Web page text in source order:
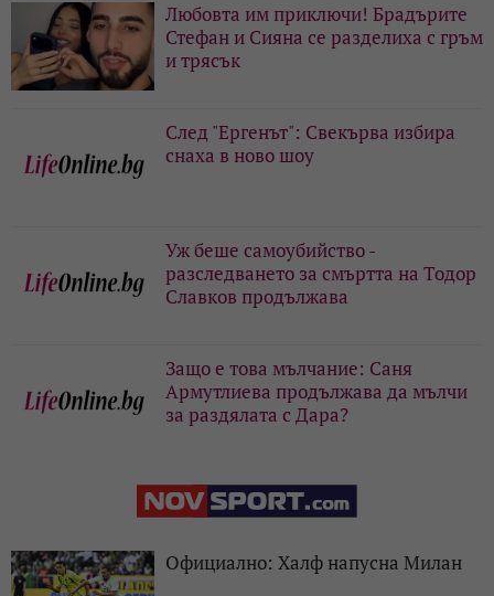
Любовта им приключи! Брадърите
Стефан и Сияна се разделиха с гръм
и трясък
След "Ергенът": Свекърва избира
снаха в ново шоу
Уж беше самоубийство -
разследването за смъртта на Тодор
Славков продължава
Защо е това мълчание: Саня
Армутлиева продължава да мълчи
за раздялата с Дара?
Официално: Халф напусна Милан